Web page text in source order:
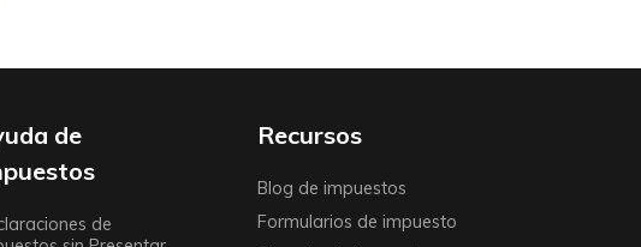
de
de
Recursos
Blog de impuestos
Formularios de impuesto